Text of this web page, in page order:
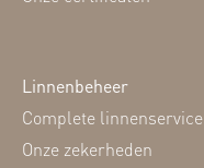
Linnenbeheer
Complete linnenservice
Onze zekerheden